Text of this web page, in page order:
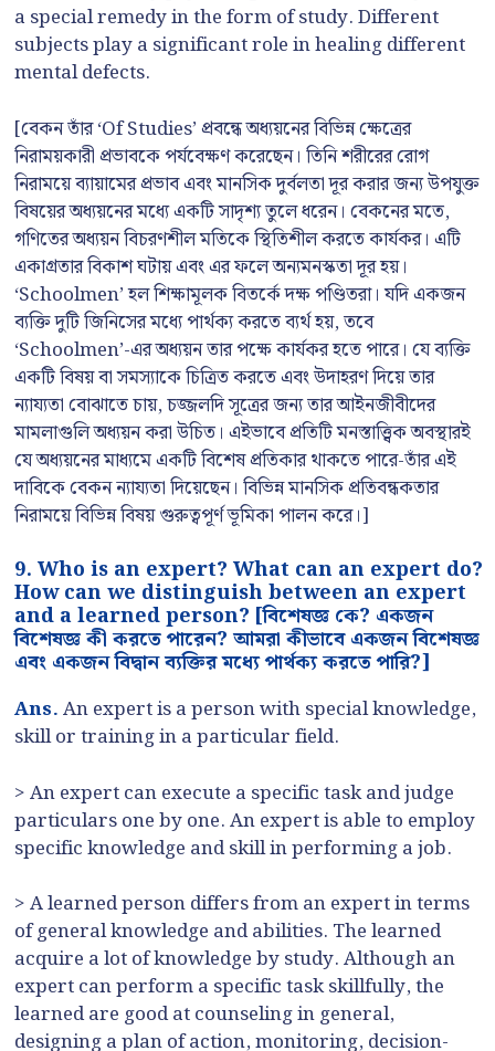
a special remedy in the form of study. Different
subjects play a significant role in healing different
mental defects.
[বেকন তাঁর ‘Of Studies’ প্রবন্ধে অধ্যয়নের বিভিন্ন ক্ষেত্রের
নিরাময়কারী প্রভাবকে পর্যবেক্ষণ করেছেন। তিনি শরীরের রোগ
নিরাময়ে ব্যায়ামের প্রভাব এবং মানসিক দুর্বলতা দূর করার জন্য উপযুক্ত
বিষয়ের অধ্যয়নের মধ্যে একটি সাদৃশ্য তুলে ধরেন। বেকনের মতে,
গণিতের অধ্যয়ন বিচরণশীল মতিকে স্থিতিশীল করতে কার্যকর। এটি
একাগ্রতার বিকাশ ঘটায় এবং এর ফলে অন্যমনস্কতা দূর হয়।
‘Schoolmen’ হল শিক্ষামূলক বিতর্কে দক্ষ পণ্ডিতরা। যদি একজন
ব্যক্তি দুটি জিনিসের মধ্যে পার্থক্য করতে ব্যর্থ হয়, তবে
‘Schoolmen’-এর অধ্যয়ন তার পক্ষে কার্যকর হতে পারে। যে ব্যক্তি
একটি বিষয় বা সমস্যাকে চিত্রিত করতে এবং উদাহরণ দিয়ে তার
ন্যায্যতা বোঝাতে চায়, চজ্জলদি সূত্রের জন্য তার আইনজীবীদের
মামলাগুলি অধ্যয়ন করা উচিত। এইভাবে প্রতিটি মনস্তাত্ত্বিক অবস্থারই
যে অধ্যয়নের মাধ্যমে একটি বিশেষ প্রতিকার থাকতে পারে-তাঁর এই
দাবিকে বেকন ন্যায্যতা দিয়েছেন। বিভিন্ন মানসিক প্রতিবন্ধকতার
নিরাময়ে বিভিন্ন বিষয় গুরুত্বপূর্ণ ভূমিকা পালন করে।]
9. Who is an expert? What can an expert do?
How can we distinguish between an expert
and a learned person? [বিশেষজ্ঞ কে? একজন
বিশেষজ্ঞ কী করতে পারেন? আমরা কীভাবে একজন বিশেষজ্ঞ
এবং একজন বিদ্বান ব্যক্তির মধ্যে পার্থক্য করতে পারি?]
Ans.An expert is a person with special knowledge,
skill or training in a particular field.
> An expert can execute a specific task and judge
particulars one by one. An expert is able to employ
specific knowledge and skill in performing a job.
> A learned person differs from an expert in terms
of general knowledge and abilities. The learned
acquire a lot of knowledge by study. Although an
expert can perform a specific task skillfully, the
learned are good at counseling in general,
designing a plan of action, monitoring, decision-